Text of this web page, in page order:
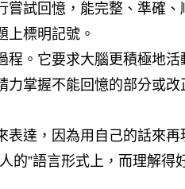
試回憶，能完整、準確、
上標明記號。
。它要求大腦更積極地活
力掌握不能回憶的部分或
達，因為用自己的話來再
的”語言形式上，而理解得